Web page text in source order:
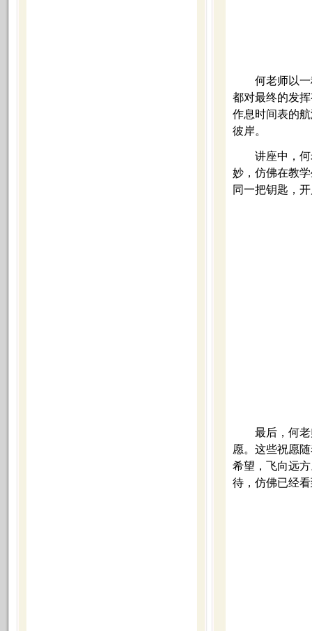
何老师以
都对最终的发
作息时间表的
彼岸。
讲座中，
妙，仿佛在教
同一把钥匙，
最后，何
愿。这些祝愿
希望，飞向远
待，仿佛已经